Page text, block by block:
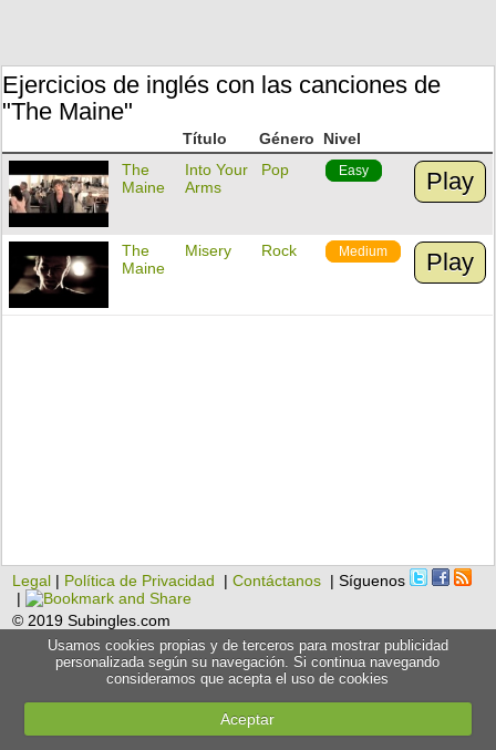
Ejercicios de inglés con las canciones de
"The Maine"
Título Género
Nivel
The
Maine
Into Your
Arms
Pop Easy Play
The
Maine
Misery Rock Medium Play
Legal | Política de Privacidad |Contáctanos | Síguenos
|
© 2019 Subingles.com
Usamos cookies propias y de terceros para mostrar publicidad
personalizada según su navegación. Si continua navegando
consideramos que acepta el uso de cookies
Aceptar